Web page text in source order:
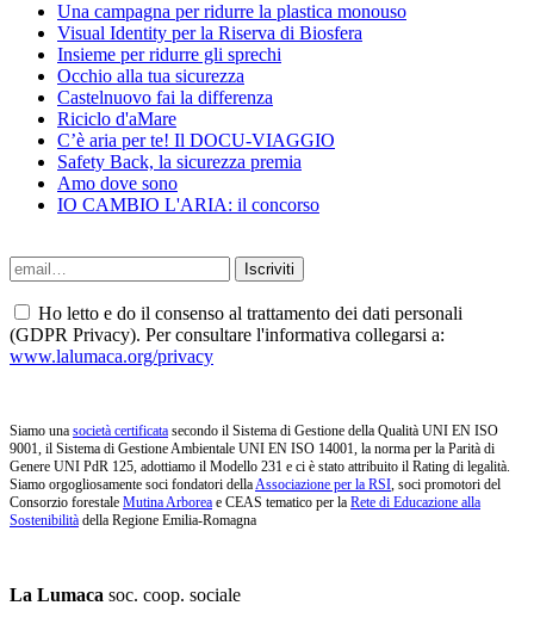
Una campagna per ridurre la plastica monouso
Visual Identity per la Riserva di Biosfera
Insieme per ridurre gli sprechi
Occhio alla tua sicurezza
Castelnuovo fai la differenza
Riciclo d'aMare
C’è aria per te! Il DOCU-VIAGGIO
Safety Back, la sicurezza premia
Amo dove sono
IO CAMBIO L'ARIA: il concorso
Ho letto e do il consenso al trattamento dei dati personali
(GDPR Privacy). Per consultare l'informativa collegarsi a:
www.lalumaca.org/privacy
Siamo una società certificata secondo il Sistema di Gestione della Qualità UNI EN ISO
9001, il Sistema di Gestione Ambientale UNI EN ISO 14001, la norma per la Parità di
Genere UNI PdR 125, adottiamo il Modello 231 e ci è stato attribuito il Rating di legalità.
Siamo orgogliosamente soci fondatori dellaAssociazione per la RSI, soci promotori del
Consorzio forestale Mutina Arborea e CEAS tematico per la Rete di Educazione alla
Sostenibilità della Regione Emilia-Romagna
La Lumaca soc. coop. sociale